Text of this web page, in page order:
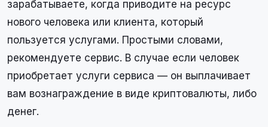
зарабатываете, когда приводите на ресурс
нового человека или клиента, который
пользуется услугами. Простыми словами,
рекомендуете сервис. В случае если человек
приобретает услуги сервиса — он выплачивает
вам вознаграждение в виде криптовалюты, либо
денег.